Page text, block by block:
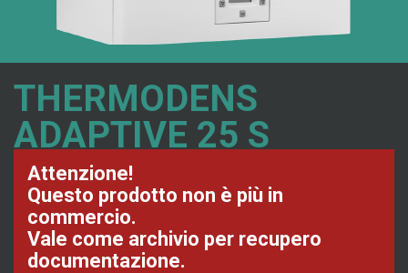
THERMODENS
ADAPTIVE 25 S
Attenzione!
Questo prodotto non è più in
commercio.
Vale come archivio per recupero
documentazione.